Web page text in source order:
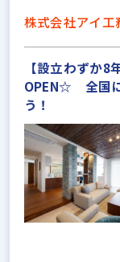
株式会社アイ工
【設立わずか
OPEN☆ 全国
う！